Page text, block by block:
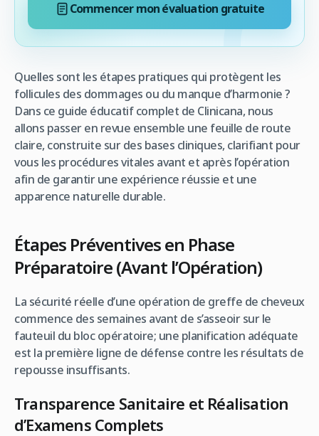
Commencer mon évaluation gratuite
Quelles sont les étapes pratiques qui protègent les
follicules des dommages ou du manque d’harmonie ?
Dans ce guide éducatif complet de Clinicana, nous
allons passer en revue ensemble une feuille de route
claire, construite sur des bases cliniques, clarifiant pour
vous les procédures vitales avant et après l’opération
afin de garantir une expérience réussie et une
apparence naturelle durable.
Étapes Préventives en Phase
Préparatoire (Avant l’Opération)
La sécurité réelle d’une opération de greffe de cheveux
commence des semaines avant de s’asseoir sur le
fauteuil du bloc opératoire; une planification adéquate
est la première ligne de défense contre les résultats de
repousse insuffisants.
Transparence Sanitaire et Réalisation
d’Examens Complets